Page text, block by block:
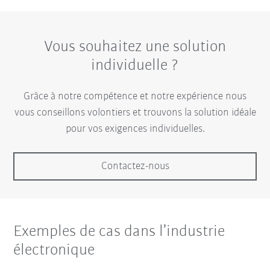
Vous souhaitez une solution
individuelle ?
Grâce à notre compétence et notre expérience nous
vous conseillons volontiers et trouvons la solution idéale
pour vos exigences individuelles.
Contactez-nous
Exemples de cas dans l’industrie
électronique